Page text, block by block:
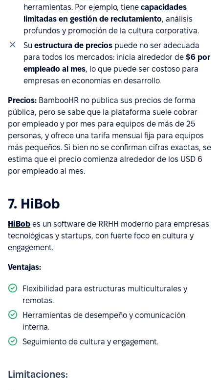
herramientas. Por ejemplo, tiene capacidades
limitadas en gestión de reclutamiento, análisis
profundos y promoción de la cultura corporativa.
Su estructura de precios puede no ser adecuada
para todos los mercados: inicia alrededor de $6 por
empleado al mes, lo que puede ser costoso para
empresas en economías en desarrollo.
Precios: BambooHR no publica sus precios de forma
pública, pero se sabe que la plataforma suele cobrar
por empleado y por mes para equipos de más de 25
personas, y ofrece una tarifa mensual fija para equipos
más pequeños. Si bien no se confirman cifras exactas, se
estima que el precio comienza alrededor de los USD 6
por empleado al mes.
7. HiBob
HiBob es un software de RRHH moderno para empresas
tecnológicas y startups, con fuerte foco en cultura y
engagement.
Ventajas:
Flexibilidad para estructuras multiculturales y
remotas.
Herramientas de desempeño y comunicación
interna.
Seguimiento de cultura y engagement.
Limitaciones: